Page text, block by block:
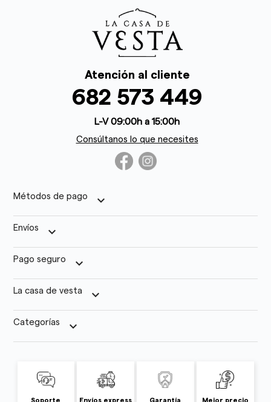
Atención al cliente
682 573 449
L-V 09:00h a 15:00h
Consúltanos lo que necesites
Métodos de pago keyboard_arrow_down
Envíos keyboard_arrow_down
Pago seguro keyboard_arrow_down
La casa de vesta keyboard_arrow_down
Categorías keyboard_arrow_down
Soporte Envíos express Garantía Mejor precio